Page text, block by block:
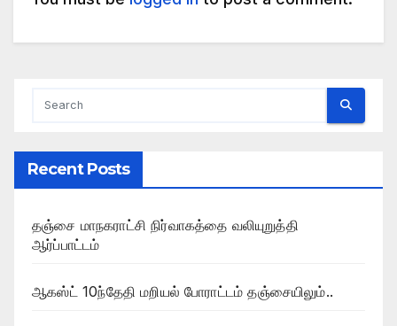
Recent Posts
தஞ்சை மாநகராட்சி நிர்வாகத்தை வலியுறுத்தி
ஆர்ப்பாட்டம்
ஆகஸ்ட் 10ந்தேதி மறியல் போராட்டம் தஞ்சையிலும்..